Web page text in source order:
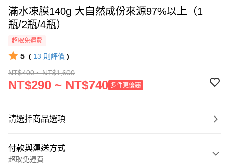
滿水凍膜140g 大自然成份來源97%以上（1
瓶/2瓶/4瓶）
超取免運費
5 ( 13 則評價 )
NT$400 ~ NT$1,600
NT$290 ~ NT$740 多件更優惠
請選擇商品選項
付款與運送方式
超取免運費